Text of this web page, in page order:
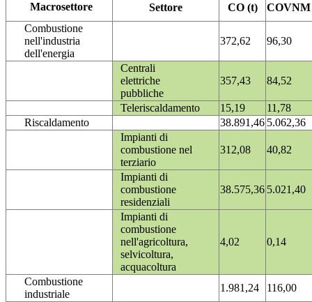
Macrosettore Settore CO (t)
COVNM
Combustione
nell'industria
dell'energia
372,62 96,30
Centrali
elettriche
pubbliche
357,43 84,52
Teleriscaldamento 15,19
11,78
Riscaldamento
38.891,46 5.062,36
Impianti di
combustione nel
terziario
312,08 40,82
Impianti di
combustione
residenziali
38.575,36 5.021,40
Impianti di
combustione
nell'agricoltura,
selvicoltura,
acquacoltura
4,02 0,14
Combustione
industriale
1.981,24
116,00